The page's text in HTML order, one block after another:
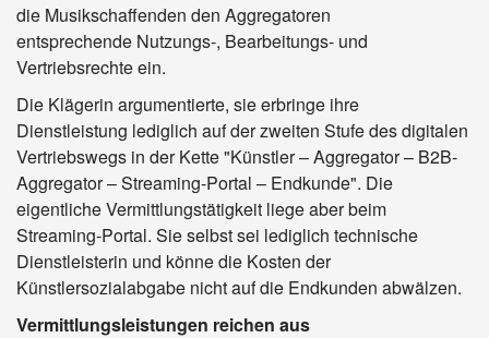
die Musikschaffenden den Aggregatoren
entsprechende Nutzungs-, Bearbeitungs- und
Vertriebsrechte ein.
Die Klägerin argumentierte, sie erbringe ihre
Dienstleistung lediglich auf der zweiten Stufe des digitalen
Vertriebswegs in der Kette "Künstler – Aggregator – B2B-
Aggregator – Streaming-Portal – Endkunde". Die
eigentliche Vermittlungstätigkeit liege aber beim
Streaming-Portal. Sie selbst sei lediglich technische
Dienstleisterin und könne die Kosten der
Künstlersozialabgabe nicht auf die Endkunden abwälzen.
Vermittlungsleistungen reichen aus